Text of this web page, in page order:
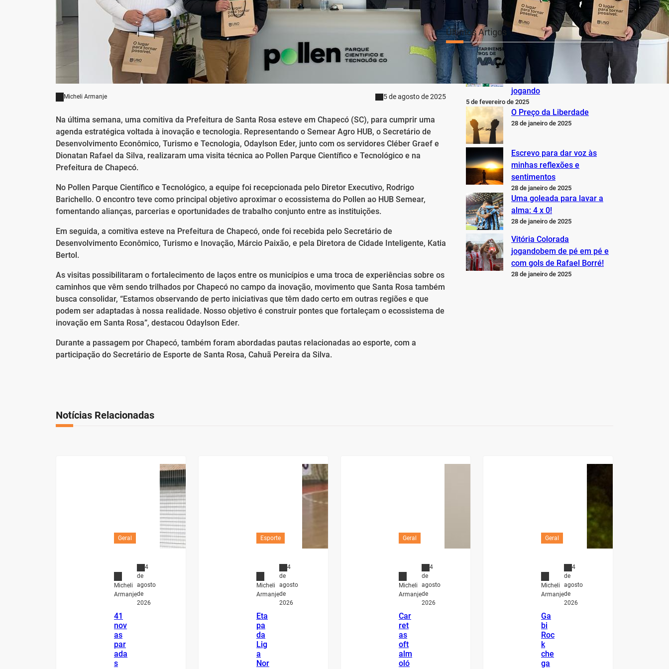
Micheli Armanje 5 de agosto de 2025
Na última semana, uma comitiva da Prefeitura de Santa Rosa esteve em Chapecó (SC), para cumprir uma
agenda estratégica voltada à inovação e tecnologia. Representando o Semear Agro HUB, o Secretário de
Desenvolvimento Econômico, Turismo e Tecnologia, Odaylson Eder, junto com os servidores Cléber Graef e
Dionatan Rafael da Silva, realizaram uma visita técnica ao Pollen Parque Científico e Tecnológico e na
Prefeitura de Chapecó.
No Pollen Parque Científico e Tecnológico, a equipe foi recepcionada pelo Diretor Executivo, Rodrigo
Barichello. O encontro teve como principal objetivo aproximar o ecossistema do Pollen ao HUB Semear,
fomentando alianças, parcerias e oportunidades de trabalho conjunto entre as instituições.
Em seguida, a comitiva esteve na Prefeitura de Chapecó, onde foi recebida pelo Secretário de
Desenvolvimento Econômico, Turismo e Inovação, Márcio Paixão, e pela Diretora de Cidade Inteligente, Katia
Bertol.
As visitas possibilitaram o fortalecimento de laços entre os municípios e uma troca de experiências sobre os
caminhos que vêm sendo trilhados por Chapecó no campo da inovação, movimento que Santa Rosa também
busca consolidar, “Estamos observando de perto iniciativas que têm dado certo em outras regiões e que
podem ser adaptadas à nossa realidade. Nosso objetivo é construir pontes que fortaleçam o ecossistema de
inovação em Santa Rosa”, destacou Odaylson Eder.
Durante a passagem por Chapecó, também foram abordadas pautas relacionadas ao esporte, com a
participação do Secretário de Esporte de Santa Rosa, Cahuã Pereira da Silva.
Últimos Artigos
O Inter não está jogando
nem perto do que sabe,
pode e deveria estar
jogando
5 de fevereiro de 2025
O Preço da Liberdade
28 de janeiro de 2025
minhas reflexões e
sentimentos
28 de janeiro de 2025
Uma goleada para lavar a
alma: 4 x 0!
28 de janeiro de 2025
Vitória Colorada
jogandobem de pé em pé e
com gols de Rafael Borré!
28 de janeiro de 2025
Notícias Relacionadas
Geral
Micheli
Armanje
4
de
agosto
de
2026
41
nov
as
par
ada
s
Esporte
Micheli
Armanje
4
de
agosto
de
2026
Eta
pa
da
Lig
a
Nor
Geral
Micheli
Armanje
4
de
agosto
de
2026
Car
ret
as
oft
alm
oló
Geral
Micheli
Armanje
4
de
agosto
de
2026
Ga
bi
Roc
k
che
ga